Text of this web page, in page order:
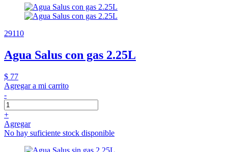
29110
Agua Salus con gas 2.25L
$ 77
Agregar a mi carrito
-
+
Agregar
No hay suficiente stock disponible